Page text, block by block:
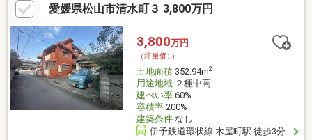
愛媛県松山市清水町３ 3,800万円
3,800万円
（坪単価:-）
土地面積352.94m2
用途地域２種中高
建ぺい率60%
容積率200%
建築条件なし
伊予鉄道環状線 木屋町駅 徒歩3分